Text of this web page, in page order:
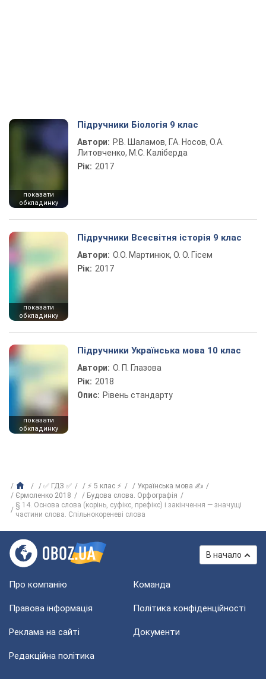
показати
обкладинку
Підручники Біологія 9 клас
Автори: Р.В. Шаламов, Г.А. Носов, О.А.
Литовченко, М.С. Каліберда
Рік: 2017
показати
обкладинку
Підручники Всесвітня історія 9 клас
Автори: О.О. Мартинюк, О. О. Гісем
Рік: 2017
показати
обкладинку
Підручники Українська мова 10 клас
Автори: О. П. Глазова
Рік: 2018
Опис: Рівень стандарту
✅ ГДЗ ✅ ⚡ 5 клас ⚡
Українська мова ✍
Єрмоленко 2018
Будова слова. Орфографія
§ 14. Основа слова (корінь, суфікс, префікс) і закінчення — значущі
частини слова. Спільнокореневі слова
В начало
Про компанію Команда
Правова інформація Політика конфіденційності
Реклама на сайті Документи
Редакційна політика